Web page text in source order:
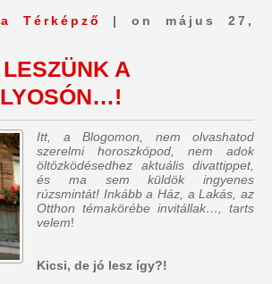
a Térképző
| on május 27,
A
Itt, a Blogomon, nem olvashatod
szerelmi horoszkópod, nem adok
öltözködésedhez aktuális divattippet,
és ma sem küldök ingyenes
rúzsmintát! Inkább a Ház, a Lakás, az
Otthon témakörébe invitállak…, tarts
velem!
Kicsi, de jó lesz így?!